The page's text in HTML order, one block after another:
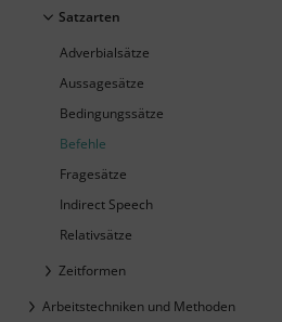
Satzarten
Adverbialsätze
Aussagesätze
Bedingungssätze
Befehle
Fragesätze
Indirect Speech
Relativsätze
Zeitformen
Arbeitstechniken und Methoden